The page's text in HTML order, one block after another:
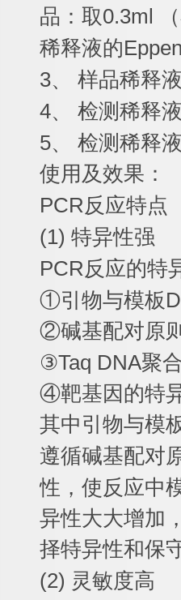
品：取0.3ml
稀释液的
3、 样品稀释
4、 检测稀释
5、
检测稀释
使用及效果：
PCR反应特点
(1) 特异性强
PCR反应的特
①引物与模板
②碱基配对原
③Taq DNA聚
④靶基因的特
其中引物与模
遵循碱基配对
性，使反应中
异性大大增加
择特异性和保
(2) 灵敏度高